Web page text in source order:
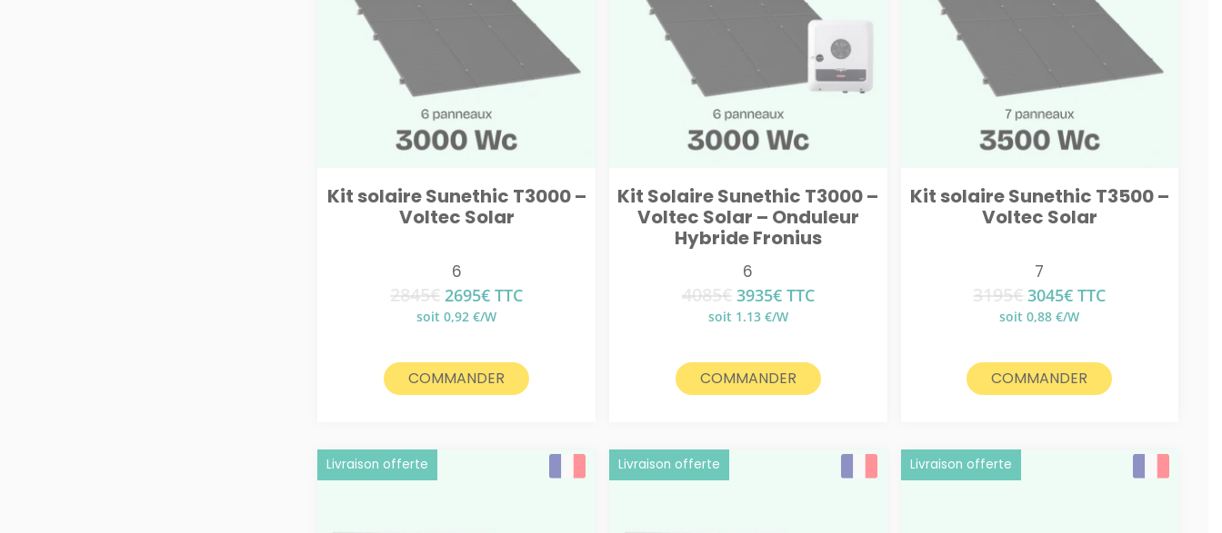
Kit solaire Sunethic T3000 –
Voltec Solar
6
2845€ Le
prix
2845€.
2695€Le
prix
2695€.
TTC
soit 0,92 €/W
COMMANDER
Kit Solaire Sunethic T3000 –
Voltec Solar – Onduleur
Hybride Fronius
6
4085€ Le
prix
4085€.
3935€Le
prix
3935€.
TTC
soit 1.13 €/W
COMMANDER
Kit solaire Sunethic T3500 –
Voltec Solar
7
3195€ Le
prix
3195€.
3045€Le
prix
3045€.
TTC
soit 0,88 €/W
COMMANDER
Livraison offerte Livraison offerte Livraison offerte